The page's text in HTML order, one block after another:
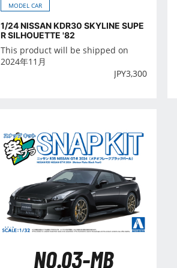
MODEL CAR
1/24 NISSAN KDR30 SKYLINE SUPE
R SILHOUETTE '82
This product will be shipped on
2024年11月
JPY3,300
NO.03-MB